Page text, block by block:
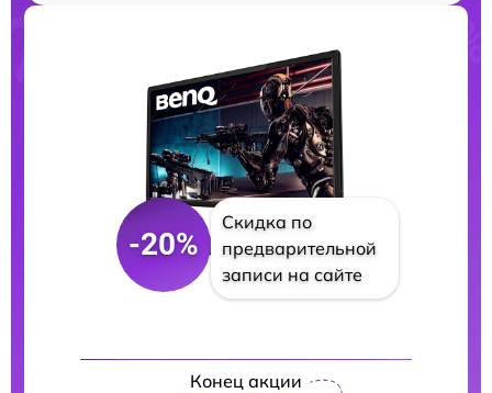
-20%
Скидка по
предварительной
записи на сайте
Конец акции